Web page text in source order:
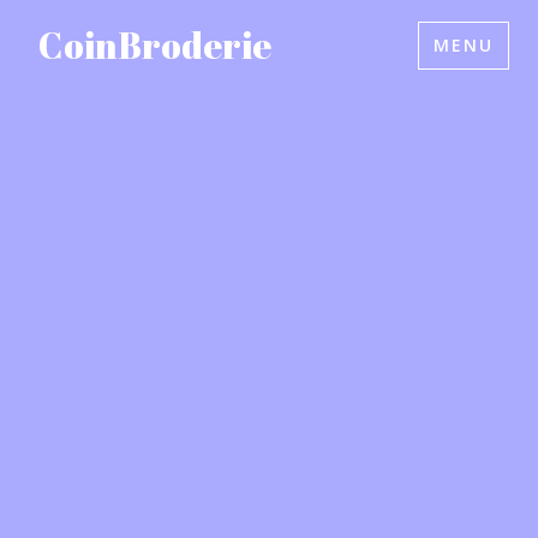
CoinBroderie MENU